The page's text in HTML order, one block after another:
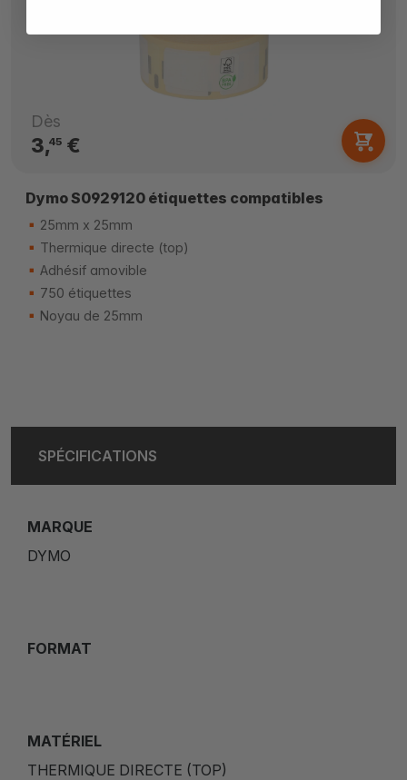
Dès
3,45€
Dymo S0929120 étiquettes compatibles
25mm x 25mm
Thermique directe (top)
Adhésif amovible
750 étiquettes
Noyau de 25mm
SPÉCIFICATIONS
MARQUE
DYMO
FORMAT
MATÉRIEL
THERMIQUE DIRECTE (TOP)